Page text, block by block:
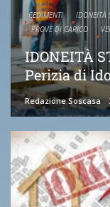
CEDIMENTI IDONEITÀ
PROVE DI CARICO
IDONEITÀ
Perizia di
Redazione Soscasa